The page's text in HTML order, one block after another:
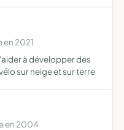
en 2021
à développer des
sur neige et sur terre
en 2004